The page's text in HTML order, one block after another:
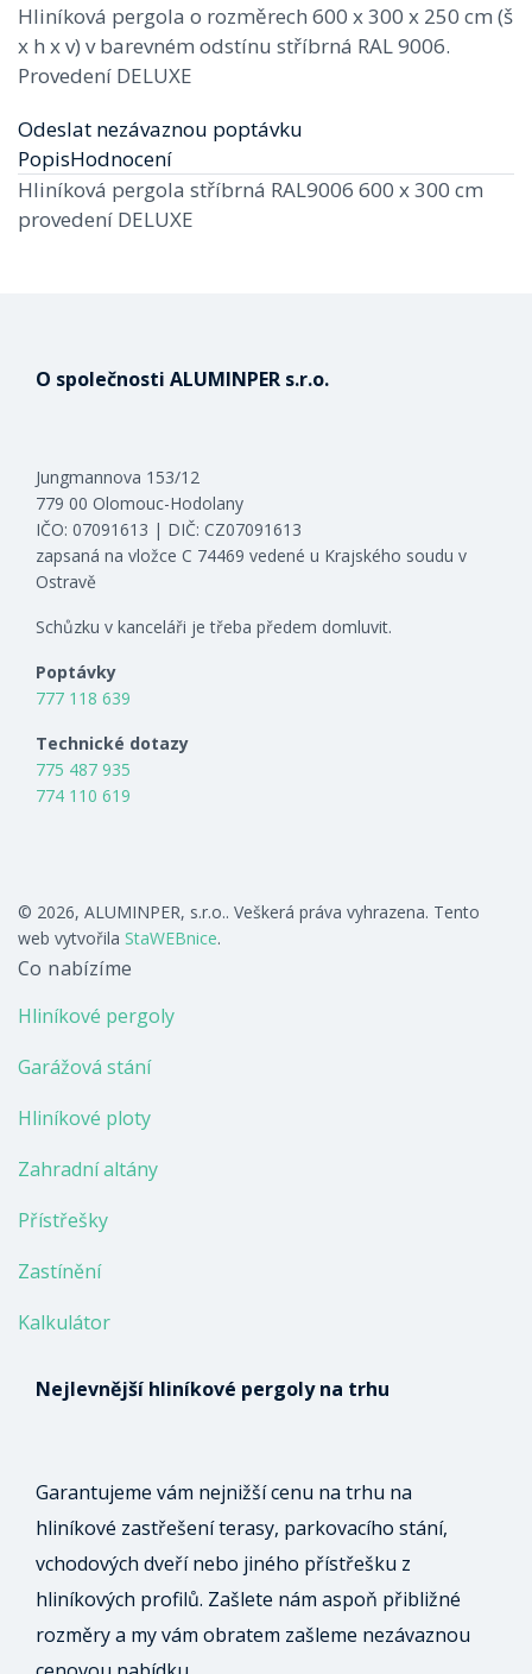
Hliníková pergola o rozměrech 600 x 300 x 250 cm (š
x h x v) v barevném odstínu stříbrná RAL 9006.
Provedení DELUXE
Odeslat nezávaznou poptávku
PopisHodnocení
Hliníková pergola stříbrná RAL9006 600 x 300 cm
provedení DELUXE
O společnosti ALUMINPER s.r.o.
Jungmannova 153/12
779 00 Olomouc-Hodolany
IČO: 07091613 | DIČ: CZ07091613
zapsaná na vložce C 74469 vedené u Krajského soudu v
Ostravě
Schůzku v kanceláři je třeba předem domluvit.
Poptávky
777 118 639
Technické dotazy
775 487 935
774 110 619
© 2026, ALUMINPER, s.r.o.. Veškerá práva vyhrazena. Tento
web vytvořila StaWEBnice.
Co nabízíme
Hliníkové pergoly
Garážová stání
Hliníkové ploty
Zahradní altány
Přístřešky
Zastínění
Kalkulátor
Nejlevnější hliníkové pergoly na trhu
Garantujeme vám nejnižší cenu na trhu na
hliníkové zastřešení terasy, parkovacího stání,
vchodových dveří nebo jiného přístřešku z
hliníkových profilů. Zašlete nám aspoň přibližné
rozměry a my vám obratem zašleme nezávaznou